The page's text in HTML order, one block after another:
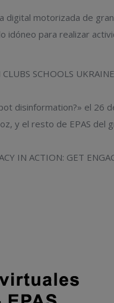
digital motorizada de
idóneo para realizar
SCHOOLS
disinformation?» el 26
y el resto de EPAS del
IN ACTION: GET